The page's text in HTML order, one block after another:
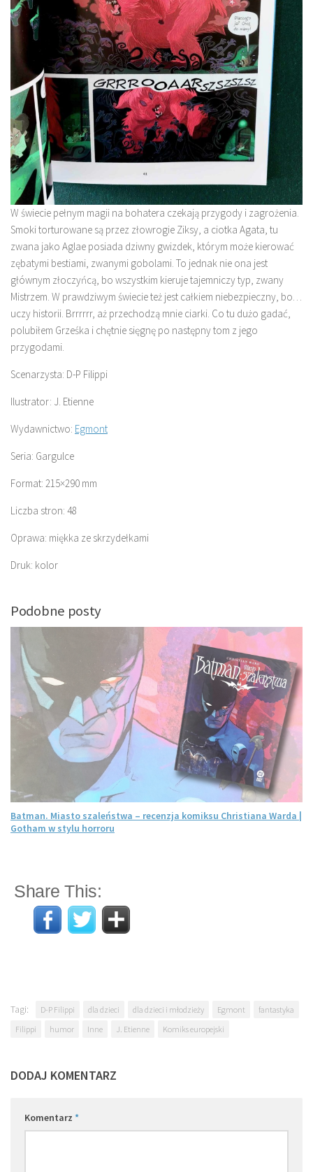
W świecie pełnym magii na bohatera czekają przygody i zagrożenia.
Smoki torturowane są przez złowrogie Ziksy, a ciotka Agata, tu
zwana jako Aglae posiada dziwny gwizdek, którym może kierować
zębatymi bestiami, zwanymi gobolami. To jednak nie ona jest
głównym złoczyńcą, bo wszystkim kieruje tajemniczy typ, zwany
Mistrzem. W prawdziwym świecie też jest całkiem niebezpieczny, bo…
uczy historii. Brrrrrr, aż przechodzą mnie ciarki. Co tu dużo gadać,
polubiłem Grześka i chętnie sięgnę po następny tom z jego
przygodami.
Scenarzysta: D-P Filippi
Ilustrator: J. Etienne
Wydawnictwo: Egmont
Seria: Gargulce
Format: 215×290 mm
Liczba stron: 48
Oprawa: miękka ze skrzydełkami
Druk: kolor
Podobne posty
Batman. Miasto szaleństwa – recenzja komiksu Christiana Warda |
Gotham w stylu horroru
Share This:
Tagi: D-P Filippi dla dzieci dla dzieci i młodzieży Egmont
fantastyka
Filippi
humor Inne J. Etienne Komiks europejski
DODAJ KOMENTARZ
Komentarz *